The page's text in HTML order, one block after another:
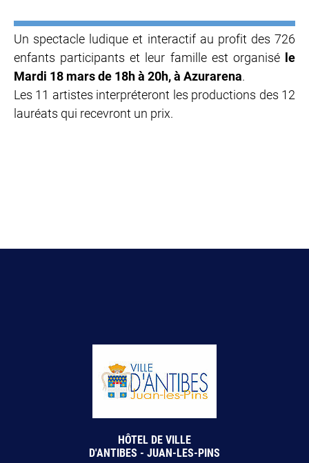
Un spectacle ludique et interactif au profit des 726
enfants participants et leur famille est organisé le
Mardi 18 mars de 18h à 20h, à Azurarena.
Les 11 artistes interpréteront les productions des 12
lauréats qui recevront un prix.
HÔTEL DE VILLE
D'ANTIBES - JUAN-LES-PINS